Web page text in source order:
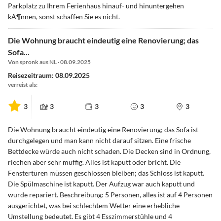
Parkplatz zu Ihrem Ferienhaus hinauf- und hinuntergehen
kÃ¶nnen, sonst schaffen Sie es nicht.
Die Wohnung braucht eindeutig eine Renovierung; das
Sofa...
Von spronk aus NL · 08.09.2025
Reisezeitraum: 08.09.2025
verreist als:
3 3 3 3 3
Die Wohnung braucht eindeutig eine Renovierung; das Sofa ist
durchgelegen und man kann nicht darauf sitzen. Eine frische
Bettdecke würde auch nicht schaden. Die Decken sind in Ordnung,
riechen aber sehr muffig. Alles ist kaputt oder bricht. Die
Fenstertüren müssen geschlossen bleiben; das Schloss ist kaputt.
Die Spülmaschine ist kaputt. Der Aufzug war auch kaputt und
wurde repariert. Beschreibung: 5 Personen, alles ist auf 4 Personen
ausgerichtet, was bei schlechtem Wetter eine erhebliche
Umstellung bedeutet. Es gibt 4 Esszimmerstühle und 4